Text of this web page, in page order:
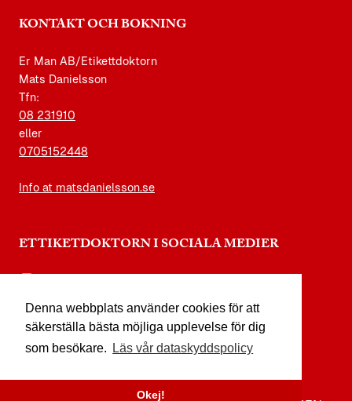
Denna webbplats använder cookies för att
säkerställa bästa möjliga upplevelse för dig
som besökare.
Läs vår dataskyddspolicy
Okej!
KONTAKT OCH BOKNING
Er Man AB/Etikettdoktorn
Mats Danielsson
Tfn:
08 231910
eller
0705152448
Info at matsdanielsson.se
ETTIKETDOKTORN I SOCIALA MEDIER
facebook.com/etikettdoktorn
youtube.com/etikettdoktorn